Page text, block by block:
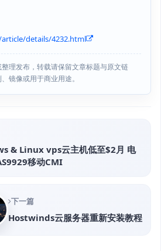
details/4232.html
理发布，转载请保留文章标题与原文链
镜像或用于商业用途。
& Linux vps云主机低至$2月 电
移动CMI
下一篇
Hostwinds云服务器重新安装教程